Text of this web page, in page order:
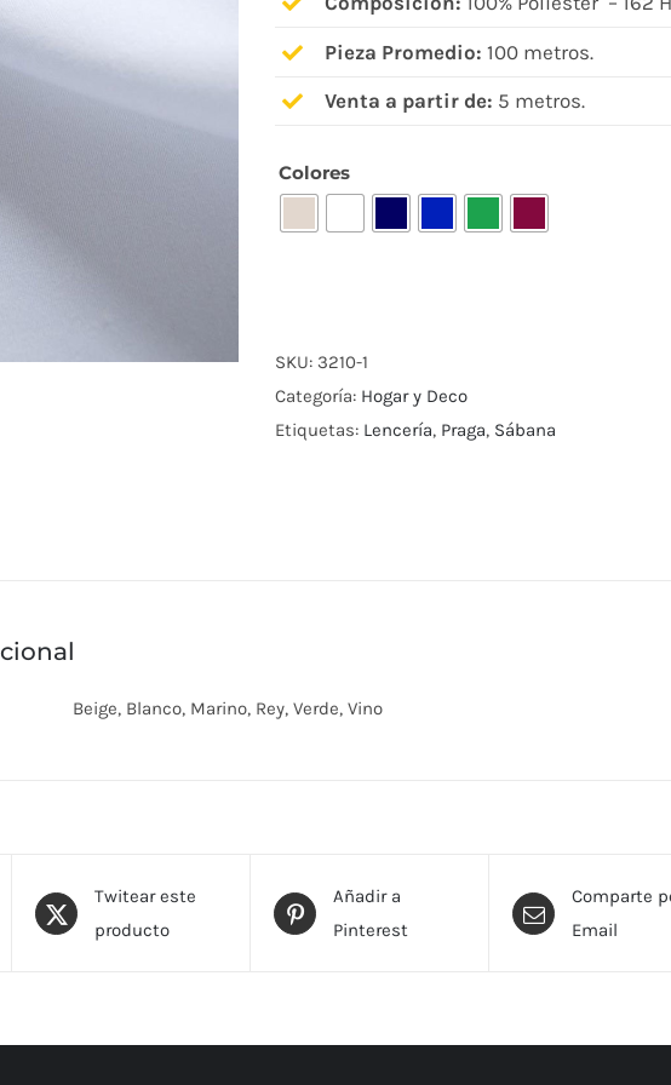
Pieza Promedio: 100 metros.
Venta a partir de: 5 metros.
Colores
SKU: 3210-1
Categoría: Hogar y Deco
Etiquetas: Lencería, Praga, Sábana
Beige, Blanco, Marino, Rey, Verde, Vino
Twitear este
producto
Añadir a
Pinterest
Comparte
Email